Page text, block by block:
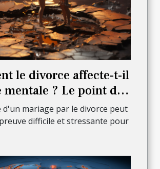
le divorce affecte-t-il
mentale ? Le point de
avocat
mariage par le divorce peut
difficile et stressante pour